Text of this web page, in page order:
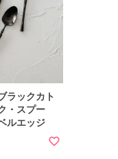
ラックカト
・スプー
ルエッジ